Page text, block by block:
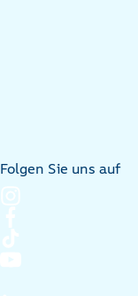
Folgen Sie uns auf